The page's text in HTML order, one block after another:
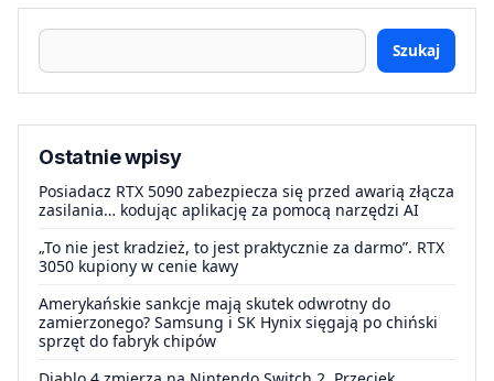
Szukaj
Ostatnie wpisy
Posiadacz RTX 5090 zabezpiecza się przed awarią złącza
zasilania… kodując aplikację za pomocą narzędzi AI
„To nie jest kradzież, to jest praktycznie za darmo”. RTX
3050 kupiony w cenie kawy
Amerykańskie sankcje mają skutek odwrotny do
zamierzonego? Samsung i SK Hynix sięgają po chiński
sprzęt do fabryk chipów